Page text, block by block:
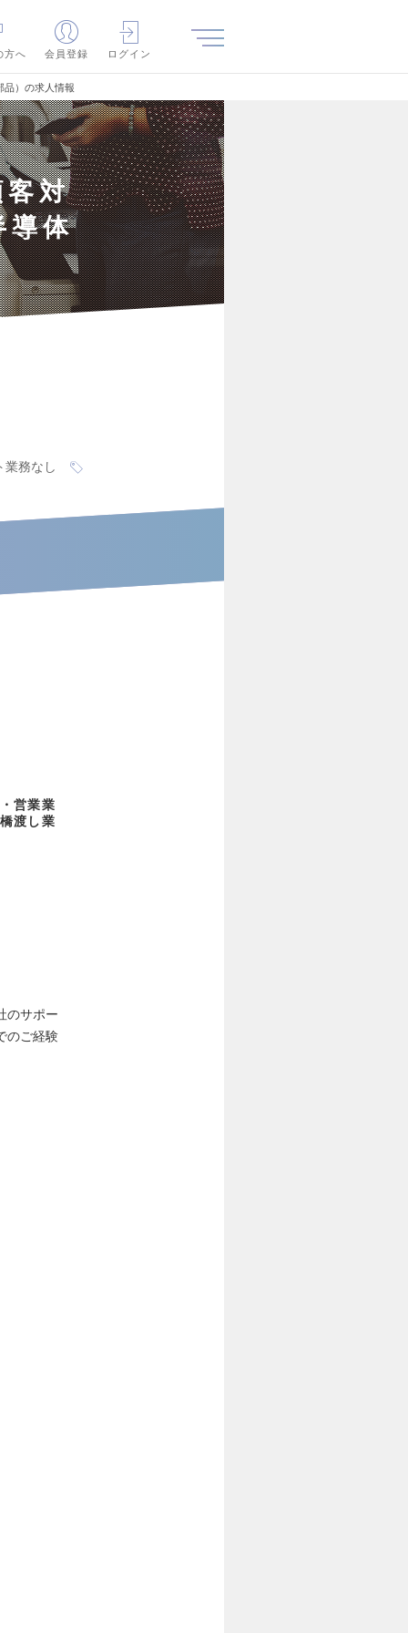
方へ 会員登録 ログイン
品）の求人情報
客対
導体
業務なし
営業業
渡し業
のサポー
のご経験